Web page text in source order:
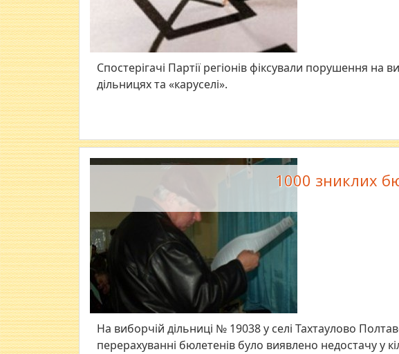
Спостерігачі Партії регіонів фіксували порушення на
дільницях та «каруселі».
1000 зниклих
На виборчій дільниці № 19038 у селі Тахтаулово
перерахуванні бюлетенів було виявлено недостачу у